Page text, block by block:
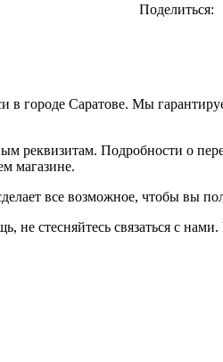
Поделиться:
в городе Саратове. Мы
реквизитам. Подробности о
магазине.
все возможное, чтобы вы
не стесняйтесь связаться с